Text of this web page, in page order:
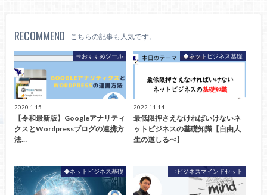
RECOMMEND こちらの記事も人気です。
⇒おすすめツール
2020.1.15
【令和最新版】Googleアナリティ
クスとWordpressブログの連携方
法…
◆ネットビジネス基礎
2022.11.14
最低限押さえなければいけないネ
ットビジネスの基礎知識【自由人
生の道しるべ】
◆ネットビジネス基礎 ⇒ビジネスマインドセット